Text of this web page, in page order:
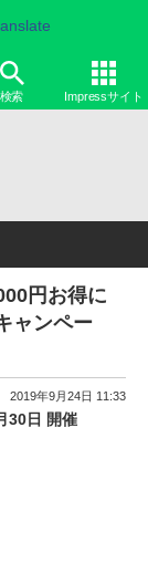
検索 Impressサイト
円お得に
ャンペー
2019年9月24日 11:33
30日 開催